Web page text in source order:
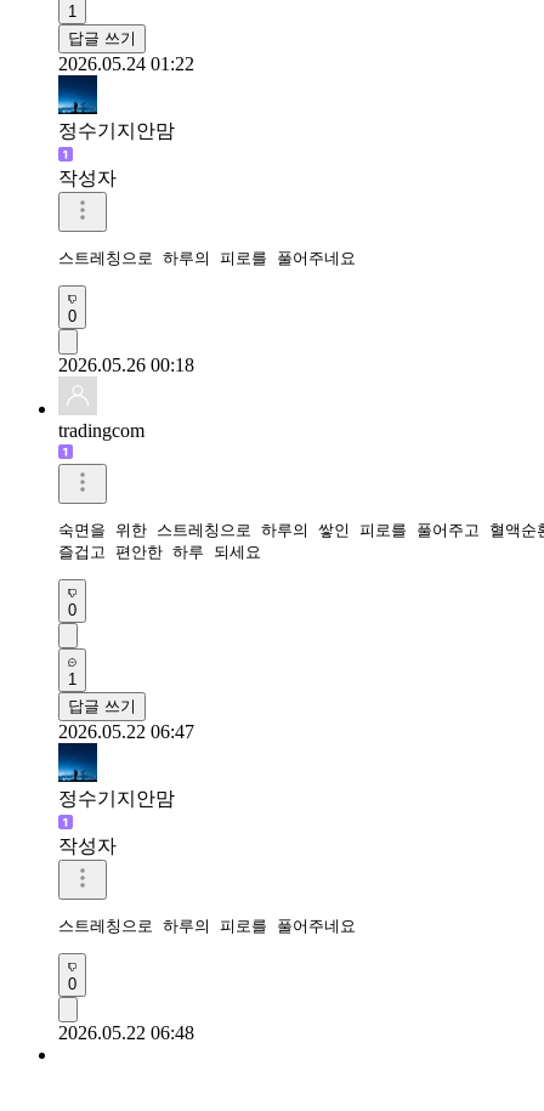
1
답글 쓰기
2026.05.24 01:22
정수기지안맘
작성자
스트레칭으로 하루의 피로를 풀어주네요
0
2026.05.26 00:18
tradingcom
숙면을 위한 스트레칭으로 하루의 쌓인 피로를 풀어주고 혈액
즐겁고 편안한 하루 되세요
0
1
답글 쓰기
2026.05.22 06:47
정수기지안맘
작성자
스트레칭으로 하루의 피로를 풀어주네요
0
2026.05.22 06:48